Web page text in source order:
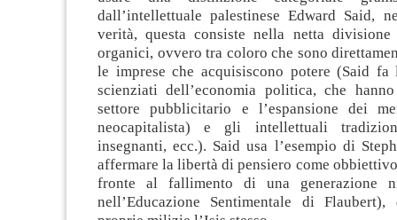
dall’intellettuale palestinese Edward Said,
verità, questa consiste nella netta
organici, ovvero tra coloro che sono
le imprese che acquisiscono potere (Said fa
scienziati dell’economia politica, che
settore pubblicitario e l’espansione dei
neocapitalista) e gli intellettuali
insegnanti, ecc.). Said usa l’esempio di
affermare la libertà di pensiero come
fronte al fallimento di una generazione
nell’Educazione Sentimentale di